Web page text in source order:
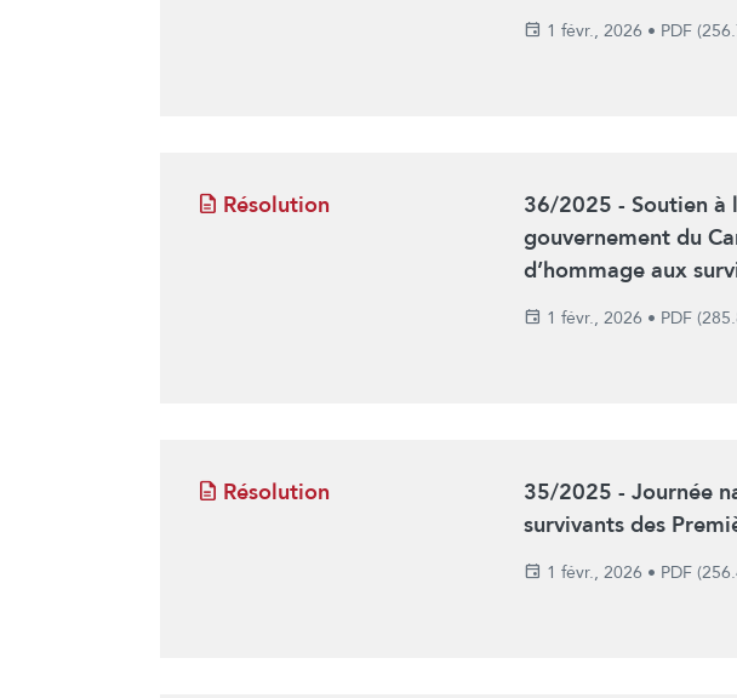
1 févr., 2026 • PDF
Résolution
36/2025 - Soutien à
gouvernement du
d’hommage aux
1 févr., 2026 • PDF
Résolution
35/2025 - Journée
survivants des
1 févr., 2026 • PDF